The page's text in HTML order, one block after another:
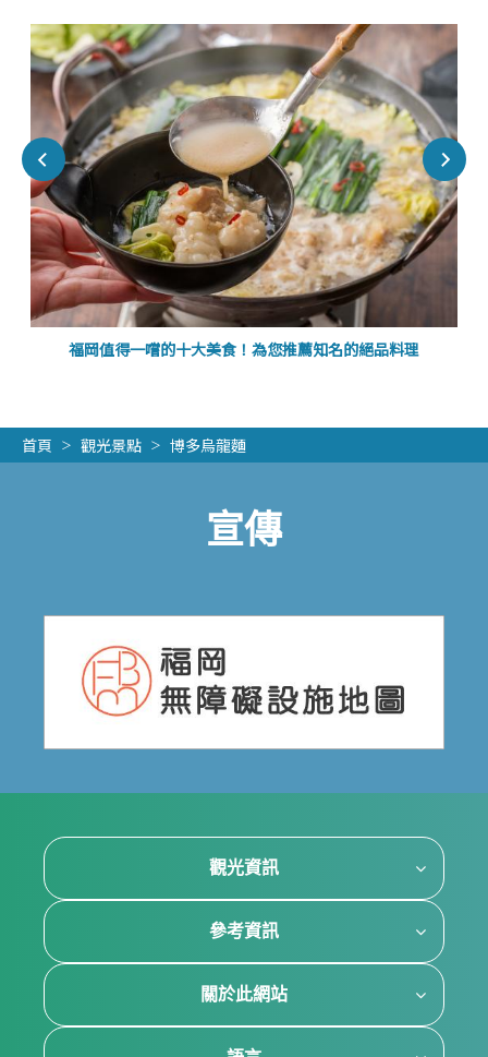
福岡值得一嚐的十大美食！為您推薦知名的絕品料理
首頁 觀光景點 博多烏龍麵
宣傳
觀光資訊
參考資訊
關於此網站